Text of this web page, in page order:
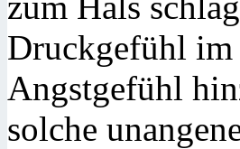
Druckgefühl
Angstgefühl
solche